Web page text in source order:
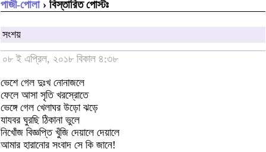
পাজী-পোলা› বিস্তারিত পোস্টঃ
সংশয়
০৮ ই এপ্রিল, ২০১৮ বিকাল ৪:৩৮
ভেশে গেল দুঃখ নোনাজলে
ফেলে আসা সৃতি খরস্রোতে
ভেঙ্গে গেল খেলাঘর উড়ো ঝড়ে
যাযবর ঘুরছি ঠিকানা ভুলে
নিখোঁজ বিজ্ঞপ্তি খুঁজি দেয়ালে দেয়ালে
আমার হারানোর সংবাদ সে কি জানে!